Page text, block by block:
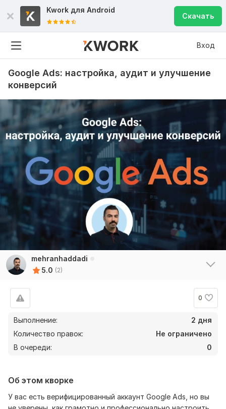
Kwork для Android
Скачать
Вход
Google Ads: настройка, аудит и улучшение
конверсий
mehranhaddadi
5.0 (2)
0
Выполнение:
2 дня
Количество правок:
Не ограничено
В очереди:
0
Об этом кворке
У вас есть верифицированный аккаунт Google Ads, но вы